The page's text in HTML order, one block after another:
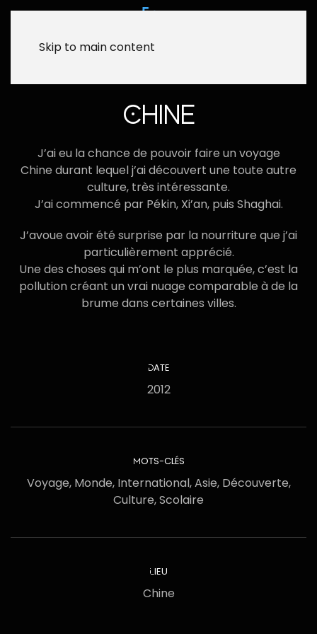
Skip to main content
CHINE
J’ai eu la chance de pouvoir faire un voyage
Chine durant lequel j’ai découvert une toute autre
culture, très intéressante.
J’ai commencé par Pékin, Xi’an, puis Shaghai.
J’avoue avoir été surprise par la nourriture que j’ai
particulièrement apprécié.
Une des choses qui m’ont le plus marquée, c’est la
pollution créant un vrai nuage comparable à de la
brume dans certaines villes.
DATE
2012
MOTS-CLÉS
Voyage, Monde, International, Asie, Découverte,
Culture, Scolaire
LIEU
Chine